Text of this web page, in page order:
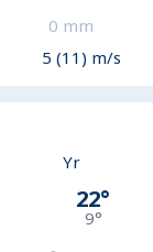
0 mm
5 (11) m/s
Yr
22°
9°